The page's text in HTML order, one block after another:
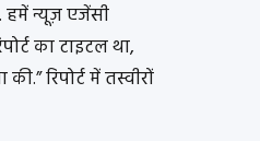
हमें न्यूज़ एजेंसी
का टाइटल था,
रिपोर्ट में तस्वीरों